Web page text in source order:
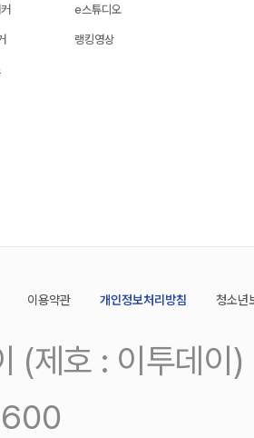
e스튜디오
랭킹영상
이용약관 개인정보처리방침 청소년
(제호 : 이투데